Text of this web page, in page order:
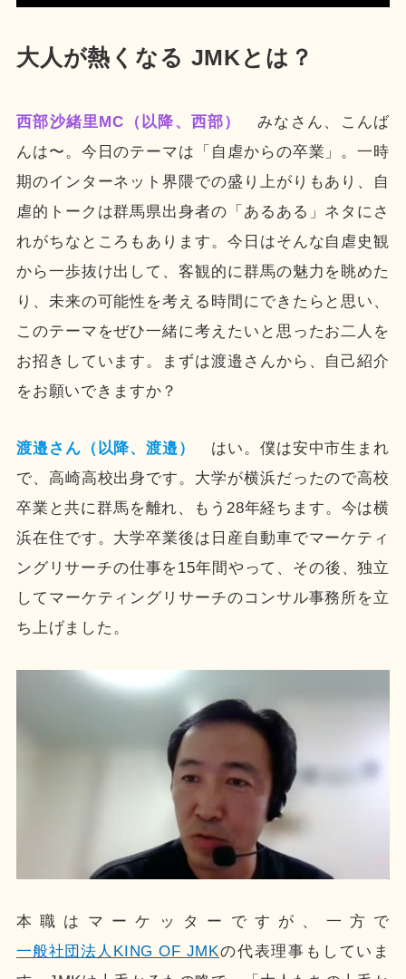
大人が熱くなる JMKとは？
西部沙緒里MC（以降、西部）
みなさん、こんば
んは〜。今日のテーマは「自虐からの卒業」。一時
期のインターネット界隈での盛り上がりもあり、自
虐的トークは群馬県出身者の「あるある」ネタにさ
れがちなところもあります。今日はそんな自虐史観
から一歩抜け出して、客観的に群馬の魅力を眺めた
り、未来の可能性を考える時間にできたらと思い、
このテーマをぜひ一緒に考えたいと思ったお二人を
お招きしています。まずは渡邉さんから、自己紹介
をお願いできますか？
渡邉さん（以降、渡邉）
はい。僕は安中市生まれ
で、高崎高校出身です。大学が横浜だったので高校
卒業と共に群馬を離れ、もう28年経ちます。今は横
浜在住です。大学卒業後は日産自動車でマーケティ
ングリサーチの仕事を15年間やって、その後、独立
してマーケティングリサーチのコンサル事務所を立
ち上げました。
本職はマーケッターですが、一方で
一般社団法人KING OF JMKの代表理事もしていま